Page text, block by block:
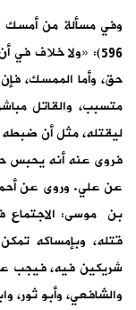
596): «ولا خلاف
حق، وأما الممسك،
متسبب، والقاتل
‌ليقتله، مثل أن
فروى عنه أنه يحبس
عن علي. وروى عن
بن موسى: الاجتماع
قتله، وبإمساكه
شريكين فيه، فيجب
والشافعي، وأبو ثور،